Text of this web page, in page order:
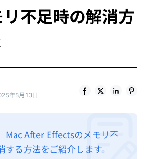
いて
て
不足時の解消方
年8月13日
Mac After Effectsのメモリ不
する方法をご紹介します。